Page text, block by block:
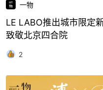
一物
LE LABO推出城市限定
致敬北京四合院
2